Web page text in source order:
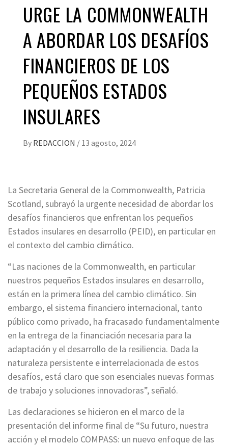
URGE LA COMMONWEALTH
A ABORDAR LOS DESAFÍOS
FINANCIEROS DE LOS
PEQUEÑOS ESTADOS
INSULARES
By REDACCION / 13 agosto, 2024
La Secretaria General de la Commonwealth, Patricia
Scotland, subrayó la urgente necesidad de abordar los
desafíos financieros que enfrentan los pequeños
Estados insulares en desarrollo (PEID), en particular en
el contexto del cambio climático.
“Las naciones de la Commonwealth, en particular
nuestros pequeños Estados insulares en desarrollo,
están en la primera línea del cambio climático. Sin
embargo, el sistema financiero internacional, tanto
público como privado, ha fracasado fundamentalmente
en la entrega de la financiación necesaria para la
adaptación y el desarrollo de la resiliencia. Dada la
naturaleza persistente e interrelacionada de estos
desafíos, está claro que son esenciales nuevas formas
de trabajo y soluciones innovadoras”, señaló.
Las declaraciones se hicieron en el marco de la
presentación del informe final de “Su futuro, nuestra
acción y el modelo COMPASS: un nuevo enfoque de las